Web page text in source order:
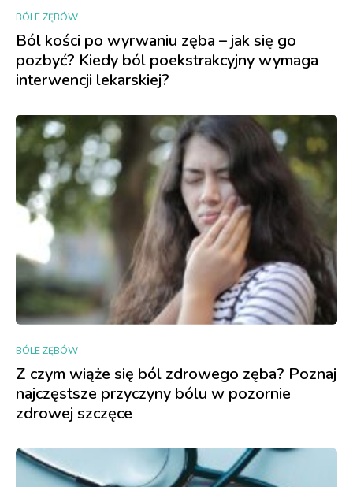
BÓLE ZĘBÓW
Ból kości po wyrwaniu zęba – jak się go
pozbyć? Kiedy ból poekstrakcyjny wymaga
interwencji lekarskiej?
BÓLE ZĘBÓW
Z czym wiąże się ból zdrowego zęba? Poznaj
najczęstsze przyczyny bólu w pozornie
zdrowej szczęce